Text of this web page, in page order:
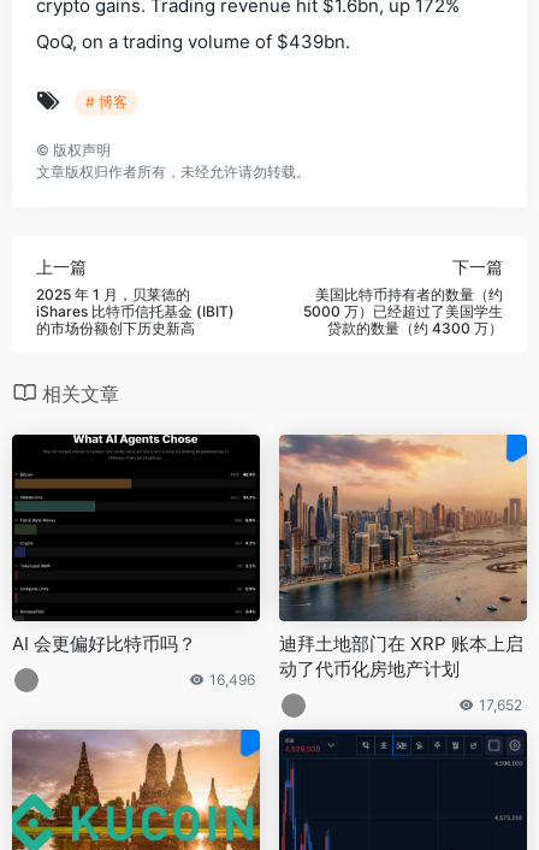
crypto gains. Trading revenue hit $1.6bn, up 172%
QoQ, on a trading volume of $439bn.
# 博客
© 版权声明
文章版权归作者所有，未经允许请勿转载。
上一篇
2025 年 1 月，贝莱德的
iShares 比特币信托基金 (IBIT)
的市场份额创下历史新高
下一篇
美国比特币持有者的数量（约
5000 万）已经超过了美国学生
贷款的数量（约 4300 万）
相关文章
AI 会更偏好比特币吗？
16,496
迪拜土地部门在 XRP 账本上启
动了代币化房地产计划
17,652